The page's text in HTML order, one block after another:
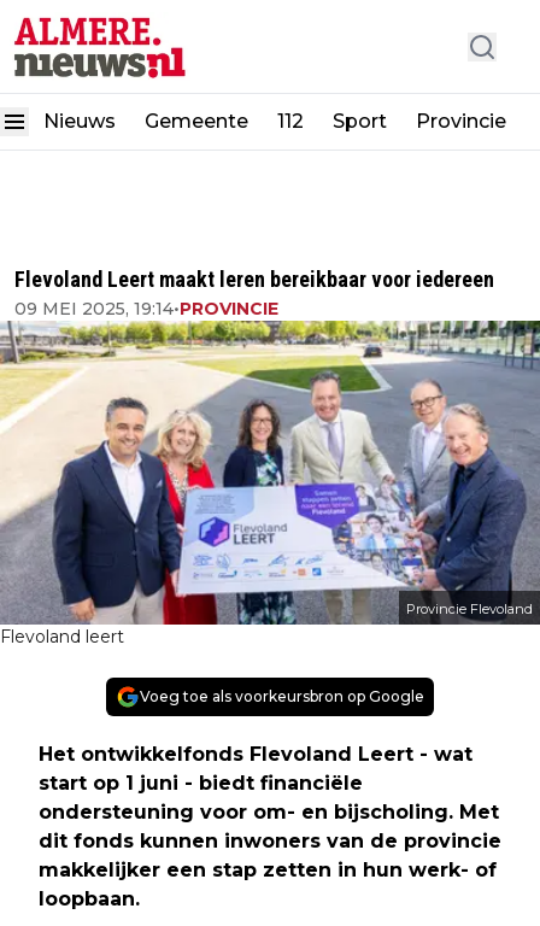
Nieuws Gemeente 112 Sport Provincie
Flevoland Leert maakt leren bereikbaar voor iedereen
09 MEI 2025, 19:14•PROVINCIE
Provincie Flevoland
Flevoland leert
Voeg toe als voorkeursbron op Google
Het ontwikkelfonds Flevoland Leert - wat
start op 1 juni - biedt financiële
ondersteuning voor om- en bijscholing. Met
dit fonds kunnen inwoners van de provincie
makkelijker een stap zetten in hun werk- of
loopbaan.